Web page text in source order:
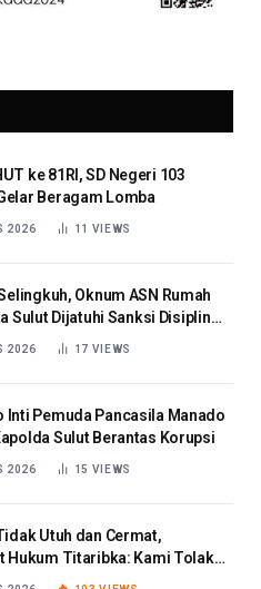
ke 81RI, SD Negeri 103
Beragam Lomba
2026 11 VIEWS
Oknum ASN Rumah
Sulut Dijatuhi Sanksi Disiplin
2026 17 VIEWS
Inti Pemuda Pancasila Manado
Sulut Berantas Korupsi
2026 15 VIEWS
Utuh dan Cermat,
Hukum Titaribka: Kami Tolak
Jaksa